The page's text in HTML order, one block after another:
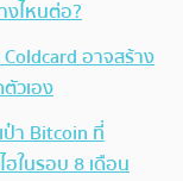
งไหนต่อ?
อาจสร้าง
วเอง
ป๋า Bitcoin ที่
ฮในรอบ 8 เดือน